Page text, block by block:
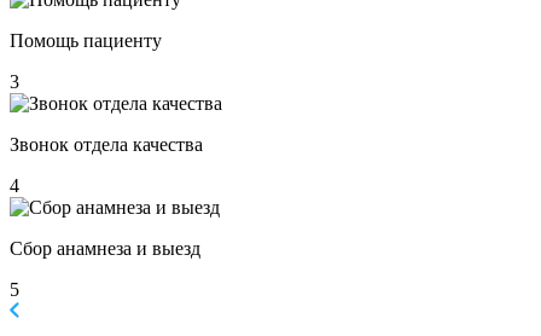
Помощь пациенту
3
Звонок отдела качества
4
Сбор анамнеза и выезд
5